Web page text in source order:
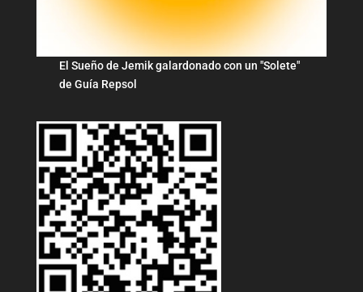
El Sueño de Jemik galardonado con un "Solete"
de Guía Repsol